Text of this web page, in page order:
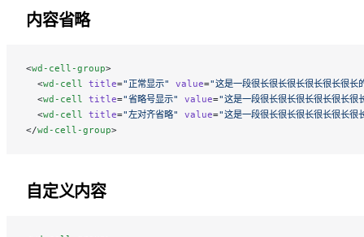
内容省略
<wd-cell-group>
  <
wd-cell title="正常显示" value="这是一段很长很长很长很长很长很长
  <
wd-cell title="省略号显示" value="这是一段很长很长很长很长很长很
  <
wd-cell title="左对齐省略" value="这是一段很长很长很长很长很长很
</wd-cell-group>
自定义内容